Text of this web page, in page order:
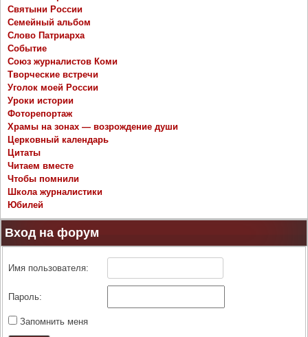
Святыни России
Семейный альбом
Слово Патриарха
Событие
Союз журналистов Коми
Творческие встречи
Уголок моей России
Уроки истории
Фоторепортаж
Храмы на зонах — возрождение души
Церковный календарь
Цитаты
Читаем вместе
Чтобы помнили
Школа журналистики
Юбилей
Вход на форум
Имя пользователя:
Пароль:
Запомнить меня